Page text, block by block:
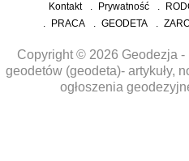
Kontakt Prywatność
PRACA
GEODETA
Copyright © 2026 Geodezja
geodetów (geodeta)- artykuły,
ogłoszenia